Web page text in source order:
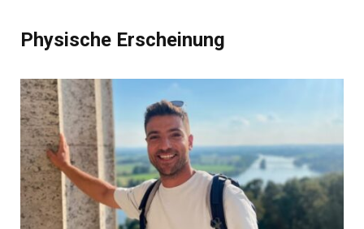
Physische Erscheinung